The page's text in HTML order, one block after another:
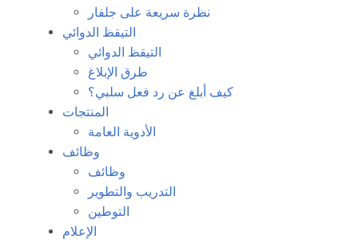
نظرة سريعة على جلفار
التيقظ الدوائي
التيقظ الدوائي
طرق الإبلاغ
كيف أبلغ عن رد فعل سلبي؟
المنتجات
الأدوية العامة
وظائف
وظائف
التدريب والتطوير
التوطين
الإعلام